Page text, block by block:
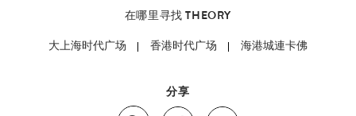
在哪里寻找 THEORY
大上海时代广场
香港时代广场 海港城連卡佛
分享